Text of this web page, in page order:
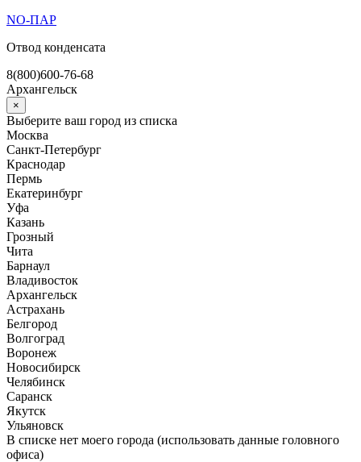
Перейти
содержимому
NO-ПАР
Отвод конденсата
8(800)600-76-68
Архангельск
×
Выберите ваш город из списка
Москва
Санкт-Петербург
Краснодар
Пермь
Екатеринбург
Уфа
Казань
Грозный
Чита
Барнаул
Владивосток
Архангельск
Астрахань
Белгород
Волгоград
Воронеж
Новосибирск
Челябинск
Саранск
Якутск
Ульяновск
В списке нет моего города (использовать данные головного
офиса)